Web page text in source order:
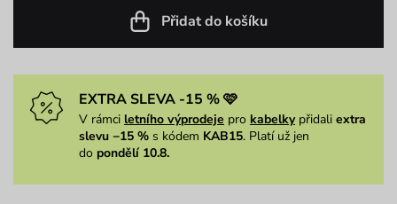
Přidat do košíku
EXTRA SLEVA -15 % 🩷
V rámci letního výprodeje pro kabelkypřidali extra
slevu −15 % s kódem KAB15. Platí už jen
do pondělí 10.8.